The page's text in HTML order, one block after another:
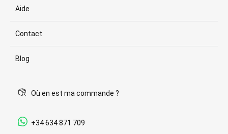
Aide
Contact
Blog
Où en est ma commande ?
+34 634 871 709